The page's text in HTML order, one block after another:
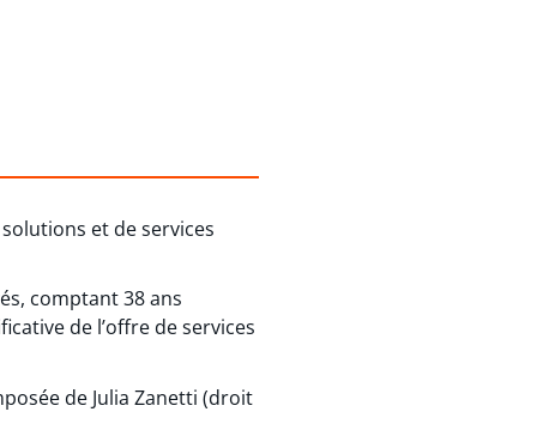
et de services
comptant 38 ans
de l’offre de services
de Julia Zanetti (droit